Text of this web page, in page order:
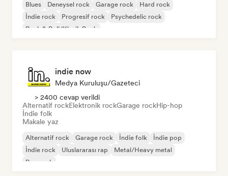
Blues Deneysel rock Garage rock
Hard rock
İndie rock
Progresif rock
Psychedelic rock
Rock & Roll/Klasik Rock
indie now
Medya Kuruluşu/Gazeteci
> 2400 cevap verildi
Alternatif rockElektronik rockGarage rockHip-hop
İndie folk
Makale yaz
Alternatif rock Garage rock İndie folk
İndie pop
İndie rock
Uluslararası rap
Metal/Heavy metal
Pop rock